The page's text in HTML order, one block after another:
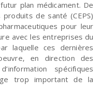
plan médicament. De
de santé (CEPS)
pour leur
avec les entreprises du
laquelle ces dernières
en direction des
spécifiques
trop important de la